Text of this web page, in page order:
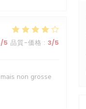
/5 品質-価格 : 3/5
non grosse